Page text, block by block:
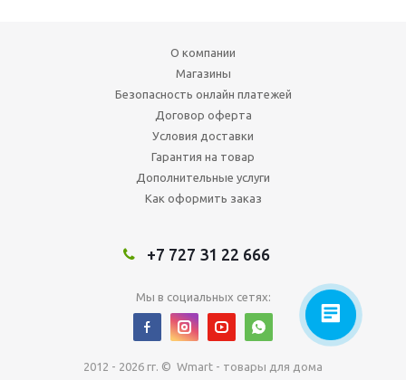
О компании
Магазины
Безопасность онлайн платежей
Договор оферта
Условия доставки
Гарантия на товар
Дополнительные услуги
Как оформить заказ
+7 727 31 22 666
Мы в социальных сетях:
2012 - 2026 гг. © Wmart - товары для дома